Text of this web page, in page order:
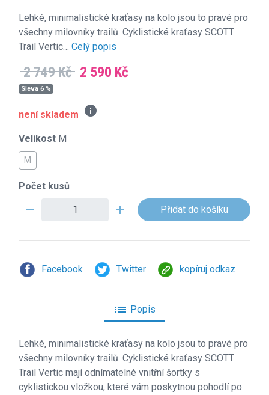
Lehké, minimalistické kraťasy na kolo jsou to pravé pro
všechny milovníky trailů. Cyklistické kraťasy SCOTT
Trail Vertic… Celý popis
2 749 Kč 2 590 Kč
Sleva 6 %
není skladem info
Velikost M
M
Počet kusů
remove add
Facebook Twitter kopíruj odkaz
list Popis
Lehké, minimalistické kraťasy na kolo jsou to pravé pro
všechny milovníky trailů. Cyklistické kraťasy SCOTT
Trail Vertic mají odnímatelné vnitřní šortky s
cyklistickou vložkou, které vám poskytnou pohodlí po